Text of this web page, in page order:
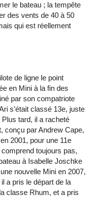
le bateau ; la tempête
des vents de 40 à 50
qui est réellement
de ligne le point
en Mini à la fin des
par son compatriote
s’était classé 13e, juste
tard, il a racheté
conçu par Andrew Cape,
2001, pour une 11e
toujours pas,
à Isabelle Joschke
nouvelle Mini en 2007,
a pris le départ de la
classe Rhum, et a pris